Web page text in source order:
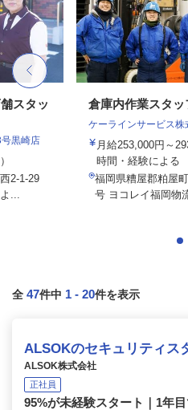
スタッ
黒崎店
2-1-29
...
倉庫内作業スタッ
ケーラインサービス
月給253,000円～
時間・経験による
福岡県糟屋郡粕屋
号 ヨコレイ福岡物
全 47件中 1 - 20件を表示
ALSOKのセキュリティス
ALSOK株式会社
正社員
95%が未経験スタート｜1年